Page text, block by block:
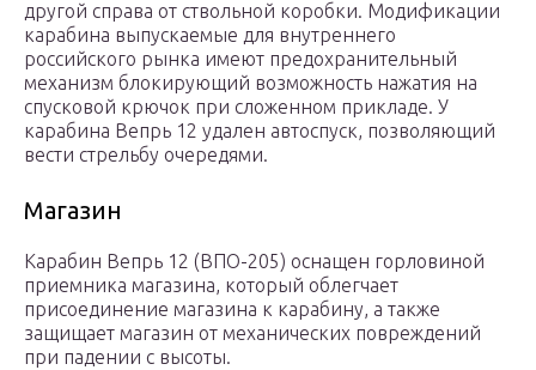
другой справа от ствольной коробки. Модификации
карабина выпускаемые для внутреннего
российского рынка имеют предохранительный
механизм блокирующий возможность нажатия на
спусковой крючок при сложенном прикладе. У
карабина Вепрь 12 удален автоспуск, позволяющий
вести стрельбу очередями.
Магазин
Карабин Вепрь 12 (ВПО-205) оснащен горловиной
приемника магазина, который облегчает
присоединение магазина к карабину, а также
защищает магазин от механических повреждений
при падении с высоты.